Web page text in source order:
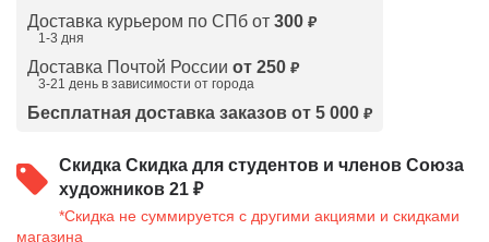
Доставка курьером по СПб от 300 ₽
1-3 дня
Доставка Почтой России от 250 ₽
3-21 день в зависимости от города
Бесплатная доставка заказов от 5 000 ₽
Скидка Скидка для студентов и членов Союза
художников 21 ₽
*Скидка не суммируется с другими акциями и скидками
магазина